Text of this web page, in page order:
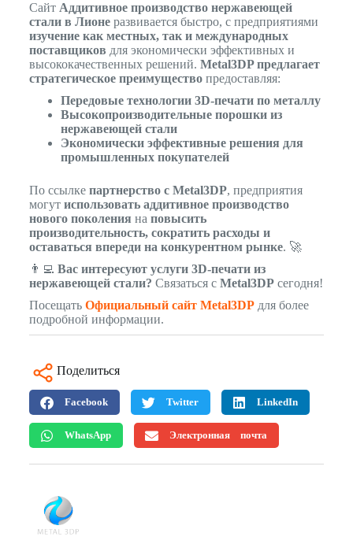
Сайт Аддитивное производство нержавеющей
стали в Лионеразвивается быстро, с предприятиями
изучение как местных, так и международных
поставщиков для экономически эффективных и
высококачественных решений. Metal3DP предлагает
стратегическое преимуществопредоставляя:
Передовые технологии 3D-печати по металлу
Высокопроизводительные порошки из
нержавеющей стали
Экономически эффективные решения для
промышленных покупателей
По ссылке партнерство с Metal3DP, предприятия
могут использовать аддитивное производство
нового поколения на повысить
производительность, сократить расходы и
оставаться впереди на конкурентном рынке. 🚀
👨‍💻 Вас интересуют услуги 3D-печати из
нержавеющей стали? Связаться с Metal3DPсегодня!
Посещать Официальный сайт Metal3DPдля более
подробной информации.
Поделиться
Facebook Twitter LinkedIn
WhatsApp Электронная почта